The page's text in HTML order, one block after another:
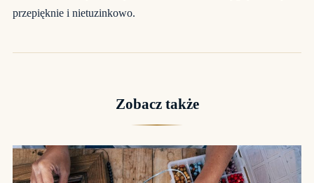
przepięknie i nietuzinkowo.
Zobacz także